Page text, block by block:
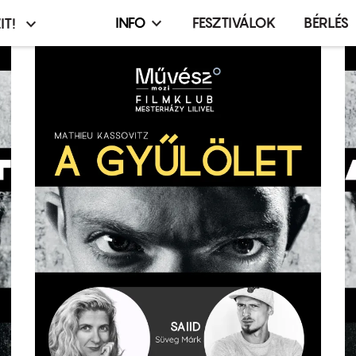
Infó,
terembérlés
menü
INFO FESZTIVÁLOK BÉRLÉS